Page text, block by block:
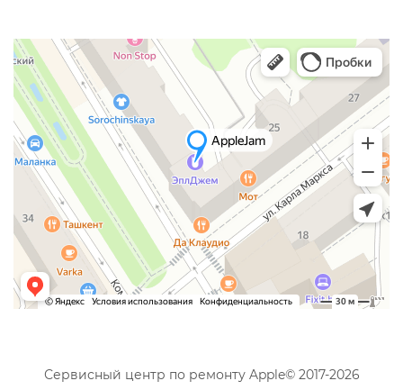
Сервисный центр по ремонту Apple© 2017-2026